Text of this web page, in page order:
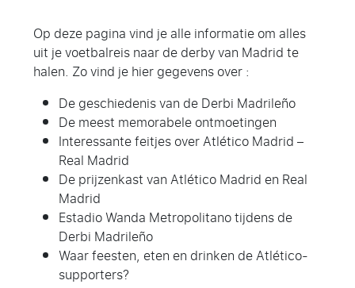
Op deze pagina vind je alle informatie om alles
uit je voetbalreis naar de derby van Madrid te
halen. Zo vind je hier gegevens over :
De geschiedenis van de Derbi Madrileño
De meest memorabele ontmoetingen
Interessante feitjes over Atlético Madrid –
Real Madrid
De prijzenkast van Atlético Madrid en Real
Madrid
Estadio Wanda Metropolitano tijdens de
Derbi Madrileño
Waar feesten, eten en drinken de Atlético-
supporters?